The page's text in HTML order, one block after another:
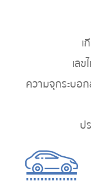
เ
เลข
ความจุกระบอ
ป